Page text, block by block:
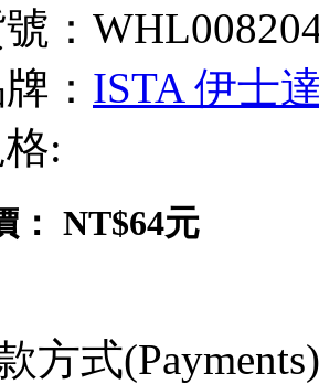
：
： ISTA 伊士
:
： NT$64元
方式